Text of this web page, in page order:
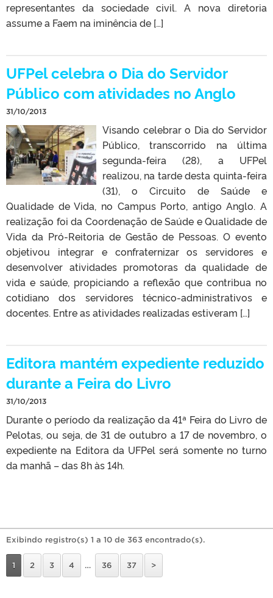
representantes da sociedade civil. A nova diretoria
assume a Faem na iminência de […]
UFPel celebra o Dia do Servidor
Público com atividades no Anglo
31/10/2013
Visando celebrar o Dia do Servidor
Público, transcorrido na última
segunda-feira (28), a UFPel
realizou, na tarde desta quinta-feira
(31), o Circuito de Saúde e
Qualidade de Vida, no Campus Porto, antigo Anglo. A
realização foi da Coordenação de Saúde e Qualidade de
Vida da Pró-Reitoria de Gestão de Pessoas. O evento
objetivou integrar e confraternizar os servidores e
desenvolver atividades promotoras da qualidade de
vida e saúde, propiciando a reflexão que contribua no
cotidiano dos servidores técnico-administrativos e
docentes. Entre as atividades realizadas estiveram […]
Editora mantém expediente reduzido
durante a Feira do Livro
31/10/2013
Durante o período da realização da 41ª Feira do Livro de
Pelotas, ou seja, de 31 de outubro a 17 de novembro, o
expediente na Editora da UFPel será somente no turno
da manhã – das 8h às 14h.
Exibindo registro(s) 1 a 10 de 363 encontrado(s).
1 2 3 4 … 36 37 >